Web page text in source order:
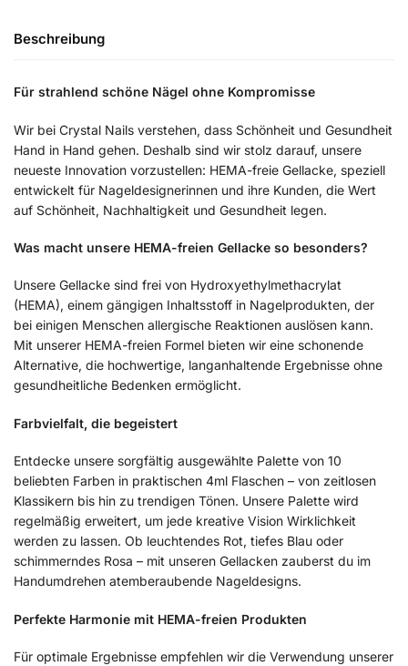
Beschreibung
Für strahlend schöne Nägel ohne Kompromisse
Wir bei Crystal Nails verstehen, dass Schönheit und Gesundheit
Hand in Hand gehen. Deshalb sind wir stolz darauf, unsere
neueste Innovation vorzustellen: HEMA-freie Gellacke, speziell
entwickelt für Nageldesignerinnen und ihre Kunden, die Wert
auf Schönheit, Nachhaltigkeit und Gesundheit legen.
Was macht unsere HEMA-freien Gellacke so besonders?
Unsere Gellacke sind frei von Hydroxyethylmethacrylat
(HEMA), einem gängigen Inhaltsstoff in Nagelprodukten, der
bei einigen Menschen allergische Reaktionen auslösen kann.
Mit unserer HEMA-freien Formel bieten wir eine schonende
Alternative, die hochwertige, langanhaltende Ergebnisse ohne
gesundheitliche Bedenken ermöglicht.
Farbvielfalt, die begeistert
Entdecke unsere sorgfältig ausgewählte Palette von 10
beliebten Farben in praktischen 4ml Flaschen – von zeitlosen
Klassikern bis hin zu trendigen Tönen. Unsere Palette wird
regelmäßig erweitert, um jede kreative Vision Wirklichkeit
werden zu lassen. Ob leuchtendes Rot, tiefes Blau oder
schimmerndes Rosa – mit unseren Gellacken zauberst du im
Handumdrehen atemberaubende Nageldesigns.
Perfekte Harmonie mit HEMA-freien Produkten
Für optimale Ergebnisse empfehlen wir die Verwendung unserer